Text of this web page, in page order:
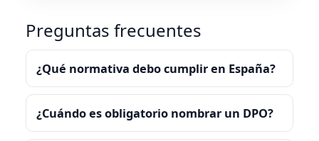
Preguntas frecuentes
¿Qué normativa debo cumplir en España?
¿Cuándo es obligatorio nombrar un DPO?